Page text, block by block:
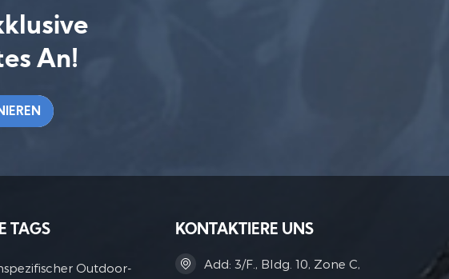
An!
TAGS
Outdoor-
KONTAKTIERE UNS
Add: 3/F., Bldg. 10, Zone C,